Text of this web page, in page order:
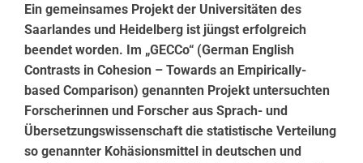
Ein gemeinsames Projekt der Universitäten des
Saarlandes und Heidelberg ist jüngst erfolgreich
beendet worden. Im „GECCo“ (German English
Contrasts in Cohesion – Towards an Empirically-
based Comparison) genannten Projekt untersuchten
Forscherinnen und Forscher aus Sprach- und
Übersetzungswissenschaft die statistische Verteilung
so genannter Kohäsionsmittel in deutschen und